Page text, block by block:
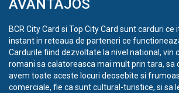
AVANTAJOS
BCR City Card si Top City Card sunt carduri
instant in reteaua de parteneri ce
Cardurile fiind dezvoltate la nivel national, vin
romani sa calatoreasca mai mult prin tara, sa
avem toate aceste locuri deosebite si
comerciale, fie ca sunt cultural-turistice, si sa